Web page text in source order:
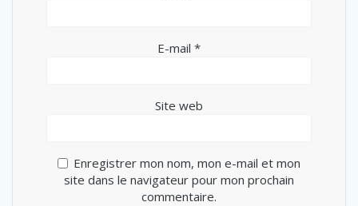
E-mail *
Site web
Enregistrer mon nom, mon e-mail et mon
site dans le navigateur pour mon prochain
commentaire.